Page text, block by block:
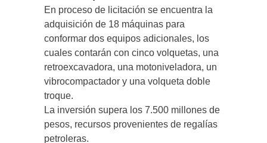
En proceso de licitación se encuentra la
adquisición de 18 máquinas para
conformar dos equipos adicionales, los
cuales contarán con cinco volquetas, una
retroexcavadora, una motoniveladora, un
vibrocompactador y una volqueta doble
troque.
La inversión supera los 7.500 millones de
pesos, recursos provenientes de regalías
petroleras.